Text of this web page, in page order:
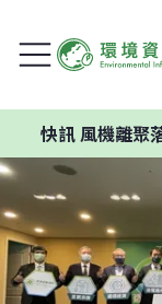
機離聚落、學校過